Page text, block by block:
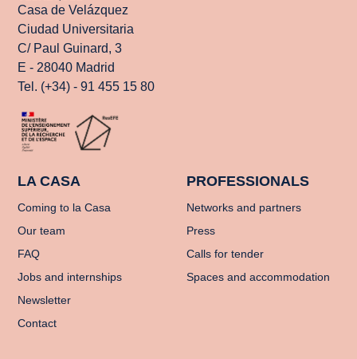
Casa de Velázquez
Ciudad Universitaria
C/ Paul Guinard, 3
E - 28040 Madrid
Tel. (+34) - 91 455 15 80
LA CASA
Coming to la Casa
Our team
FAQ
Jobs and internships
Newsletter
Contact
PROFESSIONALS
Networks and partners
Press
Calls for tender
Spaces and accommodation